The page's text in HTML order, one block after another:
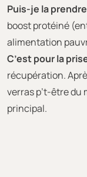
Puis-je la
boost protéiné
alimentation
C’est pour la
récupération.
verras p’t-être du
principal.